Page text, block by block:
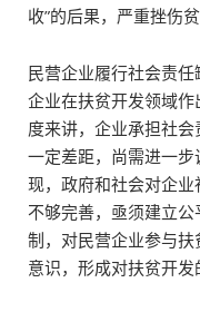
收”的后果，严重挫伤
民营企业履行社会责
企业在扶贫开发领域
度来讲，企业承担社
一定差距，尚需进一
现，政府和社会对企
不够完善，亟须建立
制，对民营企业参与
意识，形成对扶贫开发